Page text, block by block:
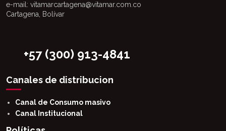
e-mail: vitamarcartagena@vitamar.com.co
Cartagena, Bolívar
+57 (300) 913-4841
Canales de distribucion
Canal de Consumo masivo
Canal Institucional